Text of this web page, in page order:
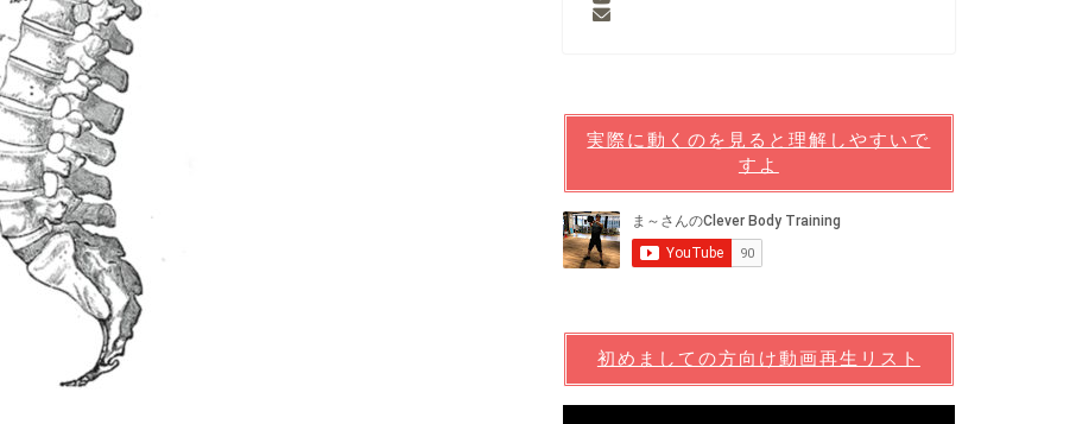
実際に動くのを見ると理解しやすいで
すよ
初めましての方向け動画再生リスト